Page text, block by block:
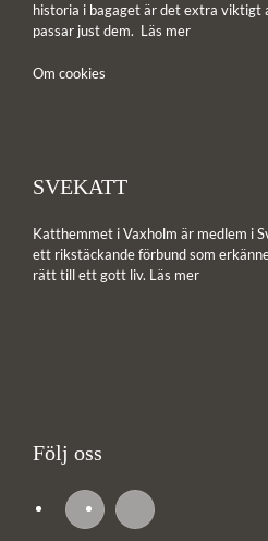
historia i bagaget är det extra viktigt
passar just dem. Läs mer
Om cookies
SVEKATT
Katthemmet i Vaxholm är medlem i
ett rikstäckande förbund som
rätt till ett gott liv. Läs mer
Följ oss